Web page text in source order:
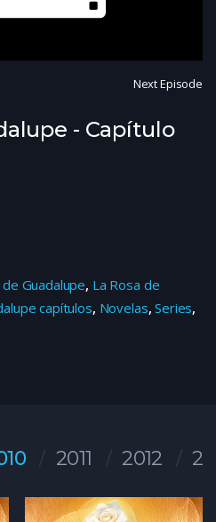
Next Episode
- Capítulo
Guadalupe, La Rosa de
capítulos, Novelas,Series,
2011 2012